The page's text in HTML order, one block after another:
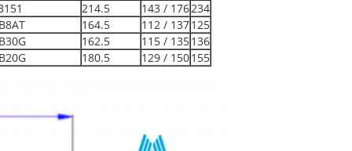
214.5 143 / 176234
164.5 112 / 137125
162.5 115 / 135136
180.5 129 / 150155